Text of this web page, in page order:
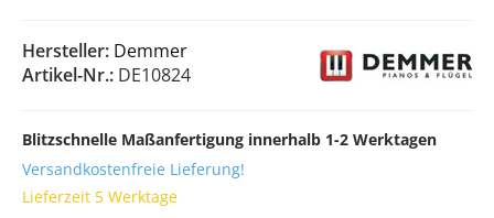
Hersteller: Demmer
Artikel-Nr.: DE10824
Blitzschnelle Maßanfertigung innerhalb 1-2 Werktagen
Versandkostenfreie Lieferung!
Lieferzeit 5 Werktage